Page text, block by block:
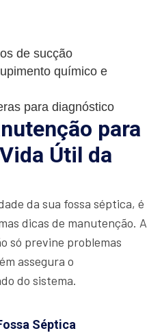
de sucção
químico e
para diagnóstico
para
Útil da
da sua fossa séptica, é
dicas de manutenção. A
só previne problemas
assegura o
do sistema.
Séptica